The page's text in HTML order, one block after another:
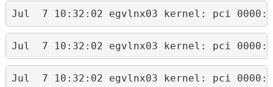
Jul  7 10:32:02 egvlnx03 kernel: pci
Jul  7 10:32:02 egvlnx03 kernel: pci
Jul  7 10:32:02 egvlnx03 kernel: pci